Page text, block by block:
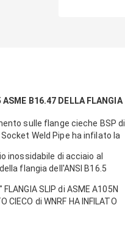
ASME B16.47 DELLA FLANGIA
sulle flange cieche BSP di
Weld Pipe ha infilato la
inossidabile di acciaio al
flangia dell'ANSI B16.5
SLIP di ASME A105N
CIECO di WNRF HA INFILATO